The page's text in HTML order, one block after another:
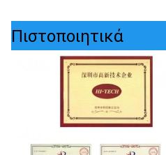
Πιστοποιητικά